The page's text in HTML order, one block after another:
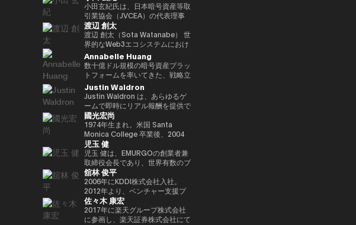
「Global Leader of
Tomorrow」、DHL/SCMP
Awardsの「Young
Entrepreneur of the Year」、さ
らにCointelegraphによる「ブロ
ックチェーン業界で注目すべき
100人」の一人にも選ばれていま
す。 また、Yat氏はクラシック音
楽の正式な訓練を受けた音楽家で
もあり、BAFTA（英国映画テレ
ビ芸術アカデミー）のアドバイザ
リーボードメンバー、ならびに
Asian Youth Orchestraの理事も
務めています。 必要であれば、
講演者紹介向けにさらに自然で洗
練された日本語版にも整えられま
す。
Management 傘下で約5億ドル
規模の事業部門となっている。ま
た、消費者向けインターネット黎
明期におけるマーケティングの先
駆者として、The Motley Fool、
America Online Greenhouse、
Earthlink の立ち上げをはじめ、
数十に及ぶ著名なインターネット
ブランドの成長に関与した。 学
歴としては、ニューヨーク州立大
学バッファロー校にてクリエイテ
ィブ・ライティングの修士号を取
得。シラキュース大学にて二つの
学士号を取得しており、2000年
以降、同大学の名門 Newhouse
School of Public
Communications のアドバイザ
リーボードメンバーも務めてい
る。 さらにターピンは、プエル
トリコにおけるビットコインおよ
び暗号資産コミュニティの先駆者
とも見なされており、2016年初
頭にはこの分野において初の投資
家向け優遇認定（Investor
テインメント、Eコマース、フィ
ンテックなどのセクターにわたる
主要なインターネット企業とのレ
ノボのパートナーシップをグロー
バルにリードしてきました。ま
た、戦略的なAR/VRパートナー
シップも推進しました。
Terence Ngは、ソニーエレクト
ロニクス、ヒューレット・パッカ
ード、Navteq Corporation、ノ
キアなどの主要なテクノロジーブ
ランドで、マーケティング、製品
開発、ビジネス開発の役割を20
年以上にわたって経験してきまし
た。彼はテクノロジー業界でビジ
ネス戦略をリードする確かな実績
を築いています。 Terence Ng
は、シンガポールの南洋理工大学
でビジネス学の学士号を取得しま
した。彼は現在、シンガポールを
拠点としており、ブロックチェー
ンとAI技術の熱心なファンです。
般社団法人日本仮想通貨交換業協
会（現、一般社団法人日本暗号資
産等取引業協会：JVCEA）を発
起人として設立。内閣官房主催の
官民データ活用推進基本計画実行
委員会にも有識者として出席。
現在、株式会社bitFlyer
Holdings代表取締役CEO、株式
会社bitFlyer 代表取締役、株式会
社bitFlyer Blockchain代表取締
役、bitFlyer USA, Inc.の
Director、株式会社Custodiem
の取締役を務めるほか、一般社団
法人日本ブロックチェーン協会
（JBA）代表理事を務める。 そ
の他にも、ISO/TC307国内審議
委員会Committee会員、防衛省
オピニオンリーダーなども務め、
創業以来掲げるbitFlyerのミッシ
ョンである「ブロックチェーンで
世界を簡単に。」の実現に向け、
様々な場面でweb3業界の発展に
向け意欲的に活動中。
に及び、世界中の何百万人ものユ
ーザーにとって、暗号資産をより
使いやすく、安全で、スケーラブ
ルなものにすることを目的として
いる。 Nick は、プロダクト、セ
キュリティ、エンジニアリング、
マーケティングといった各部門と
密接に連携しながら、ユーザー体
験とブロックチェーン技術の交差
点におけるイノベーションを推進
している。 「コードを現実世界
の価値へと変換する」ことに重点
を置き、Nick はセルフカストデ
ィ型ウォレットを次世代の金融イ
ンフラとして進化させる役割を担
い、その未来を形作っている。
し、現在はグループCPO。2025
年より株式会社Custodiem 取締
役として、国内暗号資産ETF組成
プロジェクト等を推進。
APAC）を務めている。Web3 業
界および機関投資家向けに、デジ
タル資産のセキュリティソリュー
ション提供を統括している。 こ
れまで 17年以上にわたり、企業
再生・ディストレスト投資分野の
アナリストおよび投資家として活
躍。JPMorgan や Goldman
Sachs などの投資銀行にてキャ
リアをスタートさせた後、米国の
ヘッジファンド Davidson
Kempner Capital Management
に参画。その後、シンガポールを
拠点とする投資ファンド 3D
Investment Partners を共同創業
した。 また、デジタル資産の担
保管理およびカストディサービス
を提供する Copper において
は、APAC 地域の収益統括責任者
（Head of Revenue APAC）を務
め、同社のアジア太平洋地域にお
ける事業成長を牽引した。
小田玄紀氏は、日本暗号資産等取
引業協会（JVCEA）の代表理事
（会長）、SBIホールディングス
の常務執行役員、そして株式会社
ビットポイントジャパンの代表取
締役を務める起業家、投資家、ビ
ジネス再生の専門家です。2001
年に自身の会社を設立して以降、
様々なビジネスを立ち上げてきま
した。2016年には暗号通貨交換
所Bitpointを設立し、CEOとな
りました。2019年には世界経済
フォーラムからヤング・グローバ
ル・リーダーに選出されました。
渡辺 創太
渡辺 創太（Sota Watanabe） 世
界的なWeb3エコシステムにおけ
るパイオニアであり、日本を代表
するテック起業家の一人。
Startale Groupの創業者兼CEO
として、「世界をオンチェーンに
する（Bringing the world
onchain）」というミッションの
もと、分散型インターネットのた
めの基盤インフラ構築を主導して
いる。 日本最大のパブリックブ
ロックチェーンであり、国内
Web3インフラの要石となった
Astar Networkを牽引したことで
その名を世界に広めた。また、キ
ャリアにおける重要なマイルスト
ーンとして、ソニーグループとの
連携のもと、Sony Block
Solutions Labsと共同開発した
イーサリアムレイヤー2ブロック
Annabelle Huang
数十億ドル規模の暗号資産プラッ
トフォームを率いてきた、戦略立
案およびリーダーシップの豊富な
経験
Justin Waldron
Justin Waldron は、あらゆるゲ
ームで即時にリアル報酬を提供で
きるプラットフォーム play.fun
の創業者兼CEOです。また、
Playco の共同創業者兼社長を務
めるほか、渋谷区役所による取り
組みである Shibuya Startup
Support のアドバイザー、さら
に X&KSK のパートナーとして、
グローバル展開が期待される有望
な日本のスタートアップへの投資
も行っています。 60社以上に投
資するエンジェル投資家としても
活躍しており、特に Zynga の共
國光宏尚
1974年生まれ。米国 Santa
Monica College 卒業後、2004
年に株式会社アットムービーに入
社。同年に取締役に就任し、映
画・テレビドラマのプロデュース
や新規事業の立ち上げを担当。
2007年に株式会社gumiを設立
し、代表取締役社長に就任。
2021年に同社を退任し、同年に
株式会社Thirdverseと2019年に
共同創業した株式会社フィナンシ
児玉 健
児玉 健は、EMURGOの創業者兼
取締役会長であり、世界有数のブ
ロックチェーンプラットフォーム
であるCardanoの共同創業者の
一人です。暗号資産およびブロッ
クチェーン分野において10年以
上にわたり豊富な経験と先見性を
培い、グローバルな視点で業界の
舘林 俊平
2006年にKDDI株式会社入社。
2012年より、ベンチャー支援プ
ログラムKDDI∞Laboやベンチャ
ー投資ファンド、 KDDI Open
Innovation Fundに関わり、主に
佐々木 康宏
2017年に楽天グループ株式会社
に参画し、楽天証券株式会社にて